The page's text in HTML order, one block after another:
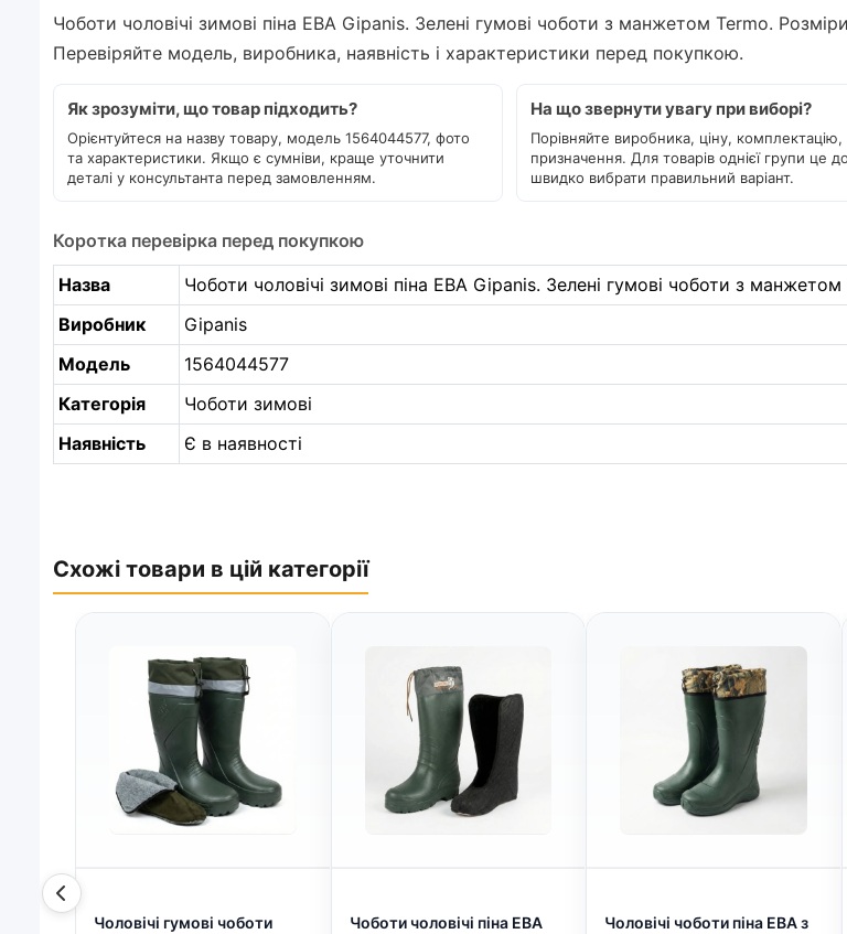
Чоботи чоловічі зимові піна ЕВА Gipanis. Зелені гумові чоботи з манжетом Termo.
Перевіряйте модель, виробника, наявність і характеристики перед покупкою.
Як зрозуміти, що товар підходить?
Орієнтуйтеся на назву товару, модель 1564044577, фото
та характеристики. Якщо є сумніви, краще уточнити
деталі у консультанта перед замовленням.
На що звернути увагу при виборі?
Порівняйте виробника, ціну, комплектацію,
призначення. Для товарів однієї групи це
швидко вибрати правильний варіант.
Коротка перевірка перед покупкою
Назва
Чоботи чоловічі зимові піна ЕВА Gipanis. Зелені гумові чоботи з
Виробник
Gipanis
Модель
1564044577
Категорія
Чоботи зимові
Наявність
Є в наявності
Схожі товари в цій категорії
Чоловічі гумові чоботи
Чоботи чоловічі піна ЕВА
Чоловічі чоботи піна ЕВА з